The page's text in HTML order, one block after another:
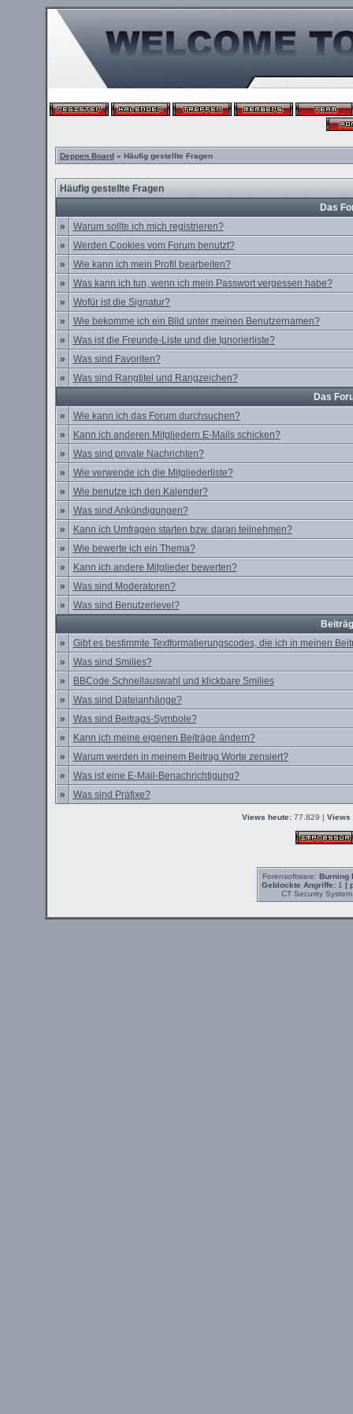
Deppen Board» Häufig gestellte Fragen
Häufig gestellte Fragen
Das
»
Warum sollte ich mich registrieren?
»
Werden Cookies vom Forum benutzt?
»
Wie kann ich mein Profil bearbeiten?
»
Was kann ich tun, wenn ich mein Passwort vergessen habe?
»
Wofür ist die Signatur?
»
Wie bekomme ich ein Bild unter meinen Benutzernamen?
»
Was ist die Freunde-Liste und die Ignorierliste?
»
Was sind Favoriten?
»
Was sind Rangtitel und Rangzeichen?
Das
»
Wie kann ich das Forum durchsuchen?
»
Kann ich anderen Mitgliedern E-Mails schicken?
»
Was sind private Nachrichten?
»
Wie verwende ich die Mitgliederliste?
»
Wie benutze ich den Kalender?
»
Was sind Ankündigungen?
»
Kann ich Umfragen starten bzw. daran teilnehmen?
»
Wie bewerte ich ein Thema?
»
Kann ich andere Mitglieder bewerten?
»
Was sind Moderatoren?
»
Was sind Benutzerlevel?
»
Gibt es bestimmte Textformatierungscodes, die ich in meinen
»
Was sind Smilies?
»
BBCode Schnellauswahl und klickbare Smilies
»
Was sind Dateianhänge?
»
Was sind Beitrags-Symbole?
»
Kann ich meine eigenen Beiträge ändern?
»
Warum werden in meinem Beitrag Worte zensiert?
»
Was ist eine E-Mail-Benachrichtigung?
»
Was sind Präfixe?
Views heute: 77.829 | Views
Forensoftware: Burning
Geblockte Angriffe:1 |
CT Security